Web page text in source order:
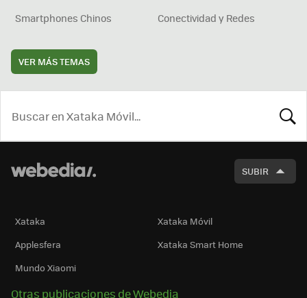
Smartphones Chinos
Conectividad y Redes
VER MÁS TEMAS
SUBIR
Xataka
Xataka Móvil
Applesfera
Xataka Smart Home
Mundo Xiaomi
Otras publicaciones de Webedia